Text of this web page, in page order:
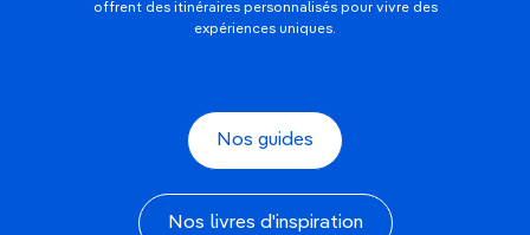
offrent des itinéraires personnalisés pour vivre des
expériences uniques.
Nos guides
Nos livres d'inspiration